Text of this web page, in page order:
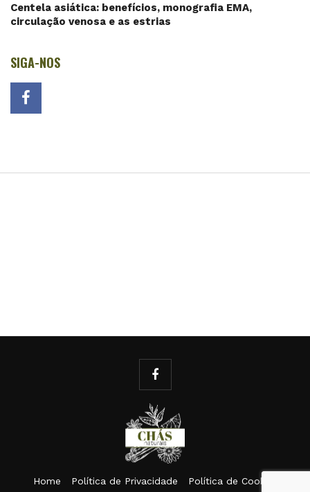
Centela asiática: benefícios, monografia EMA,
circulação venosa e as estrias
SIGA-NOS
Home Política de Privacidade
Política de Cookies